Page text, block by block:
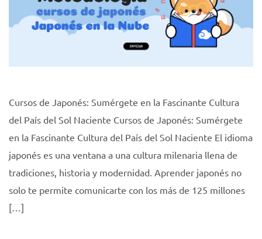
Cursos de Japonés: Sumérgete en la Fascinante Cultura
del País del Sol Naciente Cursos de Japonés: Sumérgete
en la Fascinante Cultura del País del Sol Naciente El idioma
japonés es una ventana a una cultura milenaria llena de
tradiciones, historia y modernidad. Aprender japonés no
solo te permite comunicarte con los más de 125 millones
[…]